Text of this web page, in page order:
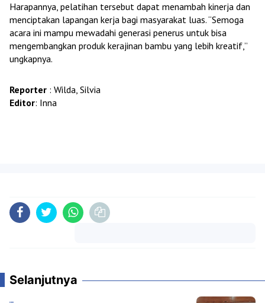
Harapannya, pelatihan tersebut dapat menambah kinerja dan
menciptakan lapangan kerja bagi masyarakat luas. “Semoga
acara ini mampu mewadahi generasi penerus untuk bisa
mengembangkan produk kerajinan bambu yang lebih kreatif,”
ungkapnya.
Reporter : Wilda, Silvia
Editor: Inna
Selanjutnya